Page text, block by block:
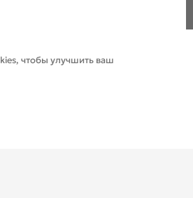
чтобы улучшить ваш